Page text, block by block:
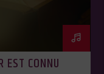
EST CONNU